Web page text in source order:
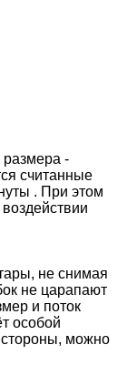
размера -
считанные
. При этом
не снимая
не царапают
и поток
особой
стороны, можно